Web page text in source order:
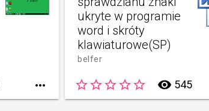

ukryte w programie
word i skróty
klawiaturowe(SP)
belfer
star_borderstar_borderstar_borderstar_borderstar_border remove_red_eye 545